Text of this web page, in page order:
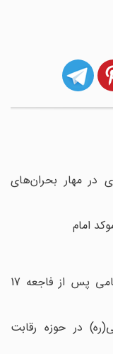
مهار بحران‌های
تلگراف آیت‌الله گلپایگانی به شریف‌امامی پس از فاجعه 17
در حوزه رقابت